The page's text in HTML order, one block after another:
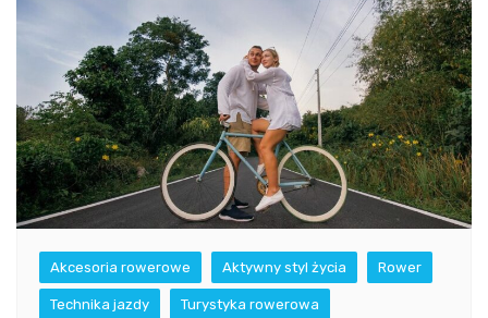
Akcesoria rowerowe Aktywny styl życia Rower
Technika jazdy Turystyka rowerowa